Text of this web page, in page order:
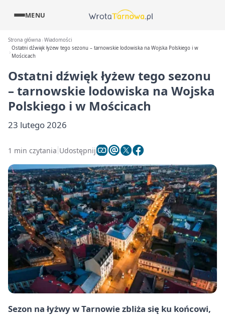
MENU
Strona główna Wiadomości
Ostatni dźwięk łyżew tego sezonu – tarnowskie lodowiska na Wojska Polskiego i w
Mościcach
Ostatni dźwięk łyżew tego sezonu
– tarnowskie lodowiska na Wojska
Polskiego i w Mościcach
23 lutego 2026
1 min czytania Udostępnij
Sezon na łyżwy w Tarnowie zbliża się ku końcowi,